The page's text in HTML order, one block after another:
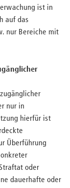
ist in
auf das
nur Bereiche mit
nur in
hierfür ist
Überführung
oder
dauerhafte oder